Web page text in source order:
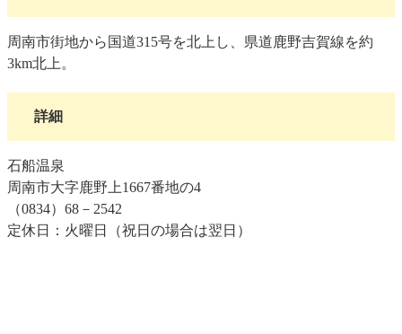
周南市街地から国道315号を北上し、県道鹿野吉賀線を約
3km北上。
詳細
石船温泉
周南市大字鹿野上1667番地の4
（0834）68－2542
定休日：火曜日（祝日の場合は翌日）